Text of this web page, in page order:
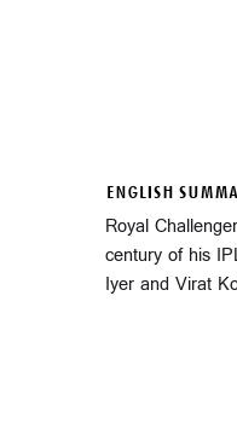
ENGLISH
Royal
century of his
Iyer and Virat